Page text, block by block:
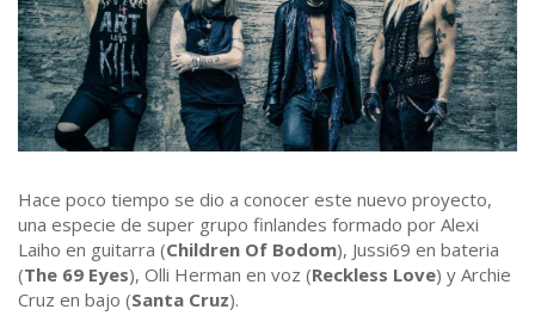
Hace poco tiempo se dio a conocer este nuevo proyecto,
una especie de super grupo finlandes formado por Alexi
Laiho en guitarra (Children Of Bodom), Jussi69 en bateria
(The 69 Eyes), Olli Herman en voz (Reckless Love) y Archie
Cruz en bajo (Santa Cruz).